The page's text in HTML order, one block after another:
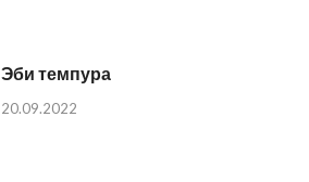
Эби темпура
20.09.2022